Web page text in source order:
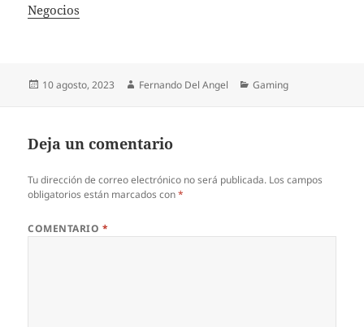
In relation to
Negocios
Publicado
10 agosto, 2023 Autor
Fernando Del Angel Categorías
Gaming
Deja un comentario
Tu dirección de correo electrónico no será publicada. Los campos
obligatorios están marcados con*
COMENTARIO *